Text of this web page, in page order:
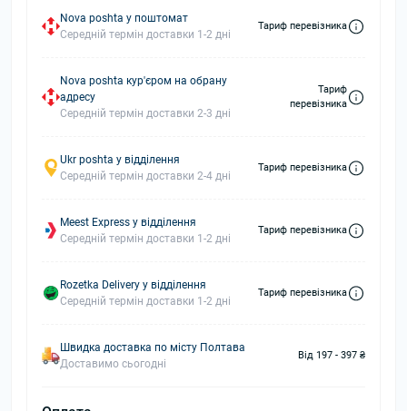
Nova poshta у поштомат
Середній термін доставки 1-2 дні
Тариф перевізника
Nova poshta кур'єром на обрану
адресу
Середній термін доставки 2-3 дні
Тариф
перевізника
Ukr poshta у відділення
Середній термін доставки 2-4 дні
Тариф перевізника
Meest Express у відділення
Середній термін доставки 1-2 дні
Тариф перевізника
Rozetka Delivery у відділення
Середній термін доставки 1-2 дні
Тариф перевізника
Швидка доставка по місту Полтава
Доставимо сьогодні
Від 197 - 397 ₴